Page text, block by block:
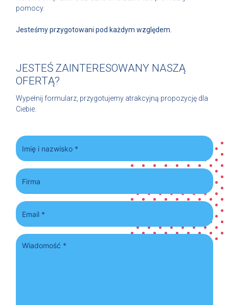
pomocy.
Jesteśmy przygotowani pod każdym względem.
JESTEŚ ZAINTERESOWANY NASZĄ
OFERTĄ?
Wypełnij formularz, przygotujemy atrakcyjną propozycję dla
Ciebie.